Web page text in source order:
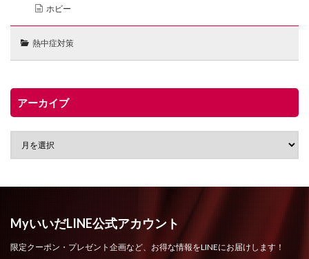
ホビー
熱中症対策
アーカイブ
MyいいだLINE公式アカウント
限定クーポン・プレゼント企画など、お得な情報をLINEにお届けします！